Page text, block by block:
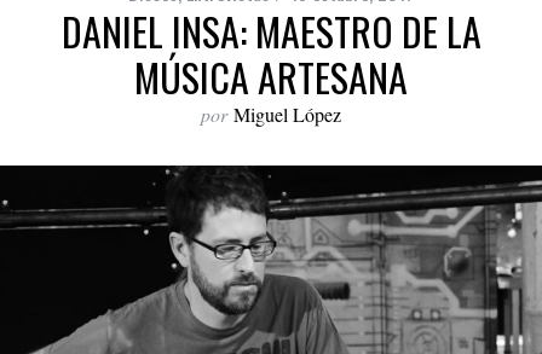
DANIEL INSA: MAESTRO DE LA
MÚSICA ARTESANA
por Miguel López